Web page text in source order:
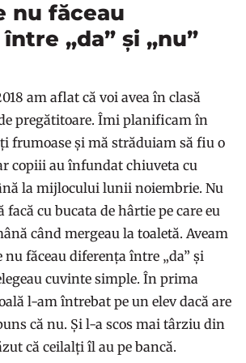
nu făceau
„da” și „nu”
am aflat că voi avea în clasă
pregătitoare. Îmi planificam în
frumoase și mă străduiam să fiu o
copiii au înfundat chiuveta cu
la mijlocului lunii noiembrie. Nu
facă cu bucata de hârtie pe care eu
când mergeau la toaletă. Aveam
nu făceau diferența între „da” și
cuvinte simple. În prima
l-am întrebat pe un elev dacă are
că nu. Și l-a scos mai târziu din
că ceilalți îl au pe bancă.